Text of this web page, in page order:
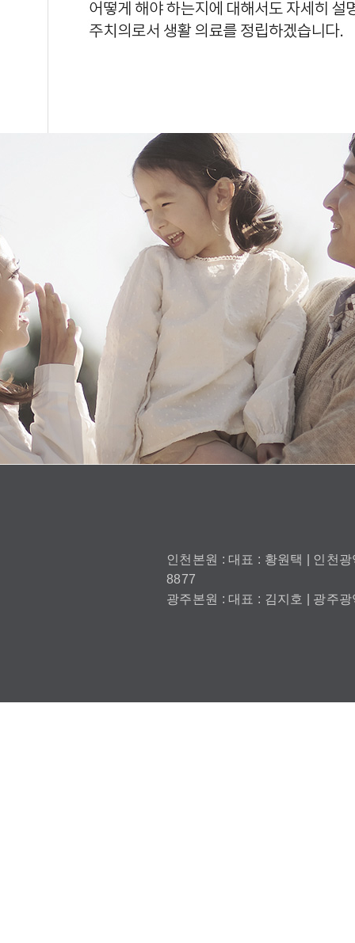
인천본원 : 대표 : 황원택 | 인천
8877
광주본원 : 대표 : 김지호 | 광주